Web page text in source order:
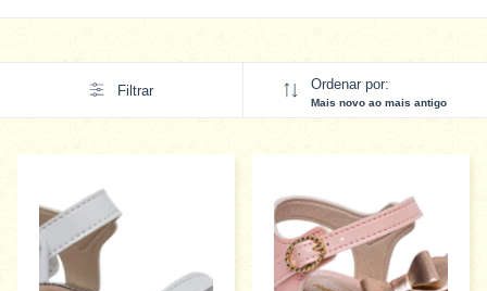
Filtrar Ordenar por:
Mais novo ao mais antigo